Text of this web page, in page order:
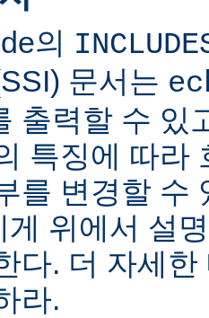
의
문서는
출력할 수 있
특징에 따라
를 변경할 수
게 위에서 설
다. 더 자세
라.